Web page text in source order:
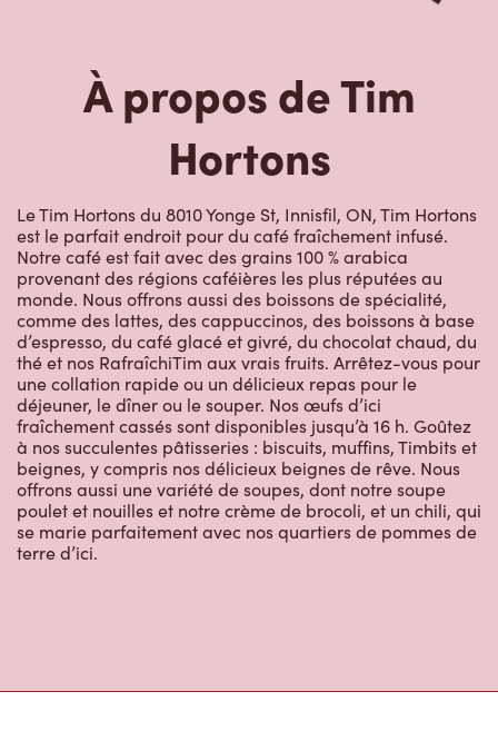
À propos de Tim
Hortons
Le Tim Hortons du 8010 Yonge St, Innisfil, ON, Tim Hortons
est le parfait endroit pour du café fraîchement infusé.
Notre café est fait avec des grains 100 % arabica
provenant des régions caféières les plus réputées au
monde. Nous offrons aussi des boissons de spécialité,
comme des lattes, des cappuccinos, des boissons à base
d’espresso, du café glacé et givré, du chocolat chaud, du
thé et nos RafraîchiTim aux vrais fruits. Arrêtez-vous pour
une collation rapide ou un délicieux repas pour le
déjeuner, le dîner ou le souper. Nos œufs d’ici
fraîchement cassés sont disponibles jusqu’à 16 h. Goûtez
à nos succulentes pâtisseries : biscuits, muffins, Timbits et
beignes, y compris nos délicieux beignes de rêve. Nous
offrons aussi une variété de soupes, dont notre soupe
poulet et nouilles et notre crème de brocoli, et un chili, qui
se marie parfaitement avec nos quartiers de pommes de
terre d’ici.